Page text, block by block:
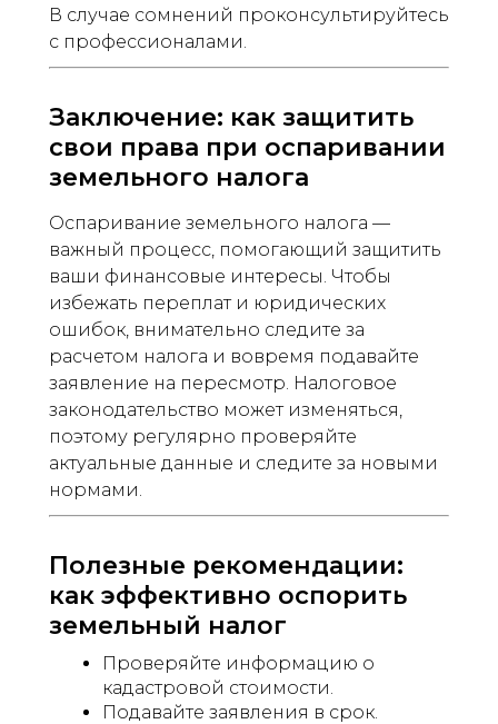
В случае сомнений проконсультируйтесь
с профессионалами.
Заключение: как защитить
свои права при оспаривании
земельного налога
Оспаривание земельного налога —
важный процесс, помогающий защитить
ваши финансовые интересы. Чтобы
избежать переплат и юридических
ошибок, внимательно следите за
расчетом налога и вовремя подавайте
заявление на пересмотр. Налоговое
законодательство может изменяться,
поэтому регулярно проверяйте
актуальные данные и следите за новыми
нормами.
Полезные рекомендации:
как эффективно оспорить
земельный налог
Проверяйте информацию о
кадастровой стоимости.
Подавайте заявления в срок.